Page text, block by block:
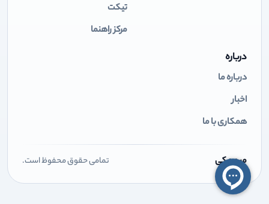
تیکت
مرکز راهنما
درباره
درباره ما
اخبار
همکاری با ما
میهن کی تمامی حقوق محفوظ است.